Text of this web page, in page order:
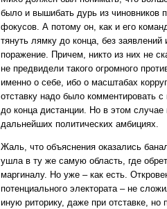
было и вышибать дурь из чиновников
фокусов. А потому он, как и его
тянуть лямку до конца, без заявлений
поражение. Причем, никто из них не
не предвидели такого огромного
именно о себе, ибо о масштабах
отставку надо было комментировать
до конца дистанции. Но в этом случае
дальнейших политических амбициях.
Жаль, что объяснения оказались
ушла в ту же самую область, где
маргиналу. Но уже – как есть.
потенциального электората – не
иную риторику, даже при отставке, но